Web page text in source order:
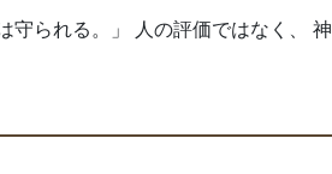
守られる。」 人の評価ではなく、 神